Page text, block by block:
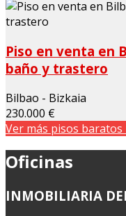
Piso en venta en
baño y trastero
Bilbao - Bizkaia
230.000 €
Ver más pisos baratos
Oficinas
INMOBILIARIA